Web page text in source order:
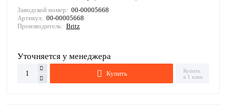
Заводской номер: 00-00005668
Артикул: 00-00005668
Производитель: Britz
Уточняется у менеджера
Купить
Купить
в 1 клик